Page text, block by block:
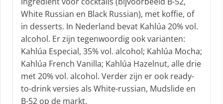
White Russian en Black Russian), met koffie, of
in desserts. In Nederland bevat Kahlúa 20% vol.
alcohol. Er zijn tegenwoordig ook varianten:
Kahlúa Especial, 35% vol. alcohol; Kahlúa Mocha;
Kahlúa French Vanilla; Kahlúa Hazelnut, alle drie
met 20% vol. alcohol. Verder zijn er ook ready-
to-drink versies als White-russian, Mudslide en
B-52 op de markt.